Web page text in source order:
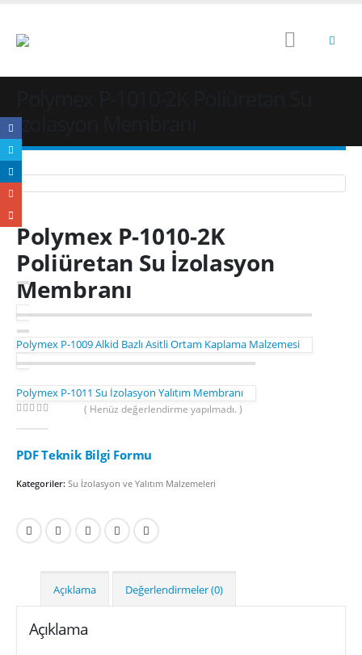
İzolasyon Membranı
Polymex P-1010-2K
Poliüretan Su İzolasyon
Membranı
Polymex P-1009 Alkid Bazlı Asitli Ortam Kaplama Malzemesi
Polymex P-1011 Su İzolasyon Yalıtım Membranı
( Henüz değerlendirme yapılmadı. )
PDF Teknik Bilgi Formu
Kategoriler: Su İzolasyon ve Yalıtım Malzemeleri
Açıklama Değerlendirmeler (0)
Açıklama